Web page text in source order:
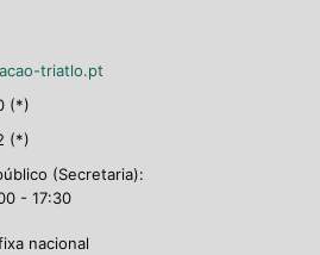
triatlo.pt
(*)
(*)
(Secretaria):
- 17:30
nacional